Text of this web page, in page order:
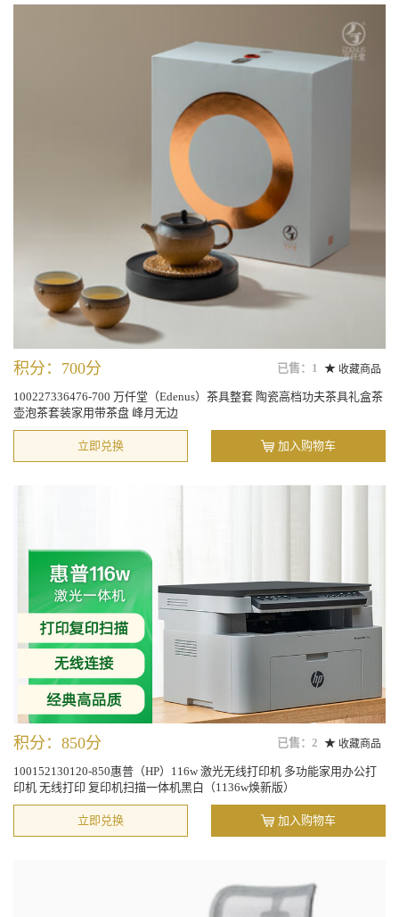
已售：1 收藏商品
积分：700分
100227336476-700 万仟堂（Edenus）茶具整套 陶瓷高档功夫茶具礼盒茶
壶泡茶套装家用带茶盘 峰月无边
立即兑换 加入购物车
已售：2 收藏商品
积分：850分
100152130120-850惠普（HP）116w 激光无线打印机 多功能家用办公打
印机 无线打印 复印机扫描一体机黑白（1136w焕新版）
立即兑换 加入购物车